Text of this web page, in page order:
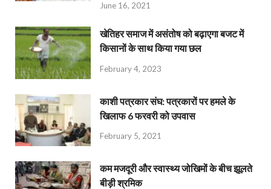
June 16, 2021
खेतिहर समाज में असंतोष को बढ़ाएगा बजट में
किसानों के साथ किया गया छल
February 4, 2023
काशी पत्रकार संघ: पत्रकारों पर हमले के
खिलाफ 6 फरवरी को उपवास
February 5, 2021
कम मजदूरी और स्वास्थ्य जोखिमों के बीच झूलते
बीड़ी श्रमिक